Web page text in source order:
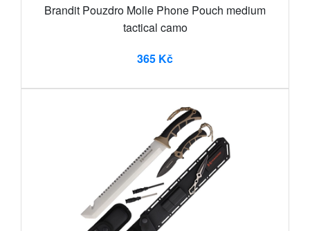
Brandit Pouzdro Molle Phone Pouch medium
tactical camo
365 Kč